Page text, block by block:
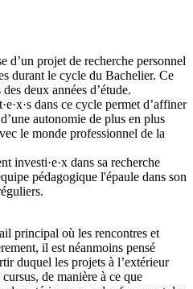
d’un projet de recherche personnel
durant le cycle du Bachelier. Ce
deux années d’étude.
dans ce cycle permet d’affiner
autonomie de plus en plus
le monde professionnel de la
investi·e·x dans sa recherche
pédagogique l'épaule dans son
principal où les rencontres et
il est néanmoins pensé
duquel les projets à l’extérieur
de manière à ce que